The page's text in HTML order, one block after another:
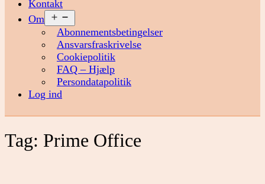
Kontakt
Om
menu
Abonnementsbetingelser
Ansvarsfraskrivelse
Cookiepolitik
FAQ – Hjælp
Persondatapolitik
Log ind
Tag: Prime Office